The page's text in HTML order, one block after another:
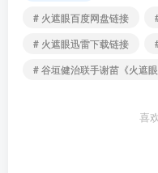
# 火遮眼百度网盘链接
# 火遮眼迅雷下载链接
# 谷垣健治联手谢苗《火遮
喜